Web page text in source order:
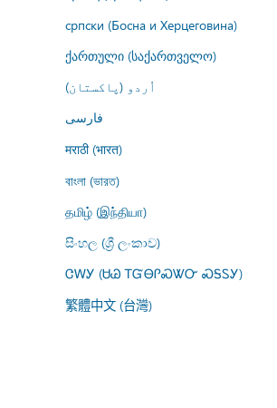
српски (Босна и Херцеговина)
ქართული (საქართველო)
اُردو (پاکستان)
فارسى
मराठी (भारत)
বাংলা (ভারত)
தமிழ் (இந்தியா)
සිංහල (ශ්‍රී ලංකාව)
ᏣᎳᎩ (ᏌᏊ ᎢᏳᎾᎵᏍᏔᏅ ᏍᎦᏚᎩ)
繁體中文 (台灣)